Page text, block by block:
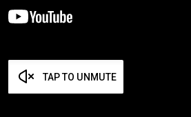
TAP TO UNMUTE